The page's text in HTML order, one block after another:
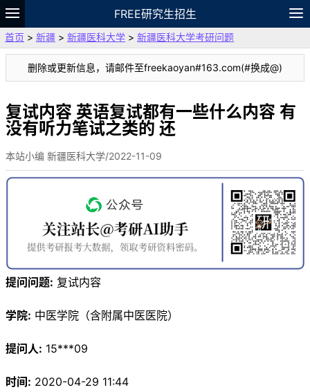
FREE研究生招生
题库
故事 专题 APP 笔记
论坛
VIP
资料
首页 > 新疆 > 新疆医科大学 > 新疆医科大学考研问题
删除或更新信息，请邮件至freekaoyan#163.com(#换成@)
复试内容 英语复试都有一些什么内容 有
没有听力笔试之类的 还
本站小编 新疆医科大学/2022-11-09
提问问题: 复试内容
学院: 中医学院（含附属中医医院）
提问人: 15***09
时间: 2020-04-29 11:44